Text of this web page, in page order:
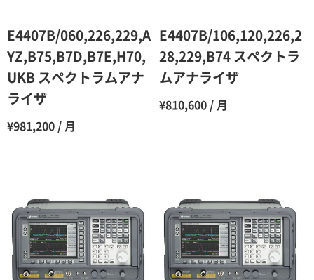
7ヶ月 60％（割引率 40％）
8ヶ月 55％（割引率45％）
50％（割引率50％）
10ヶ月
E4407B/060,226,229,A
YZ,B75,B7D,B7E,H70,
UKB スペクトラムアナ
ライザ
¥981,200 / 月
E4407B/106,120,226,2
28,229,B74 スペクトラ
ムアナライザ
¥810,600 / 月